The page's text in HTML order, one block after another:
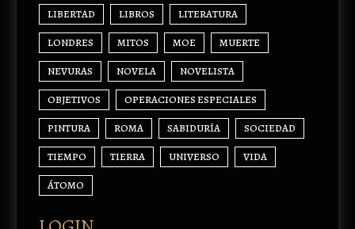
LIBERTAD LIBROS LITERATURA
LONDRES MITOS MOE MUERTE
NEVURAS NOVELA NOVELISTA
OBJETIVOS OPERACIONES ESPECIALES
PINTURA ROMA SABIDURÍA SOCIEDAD
TIEMPO TIERRA UNIVERSO VIDA
ÁTOMO